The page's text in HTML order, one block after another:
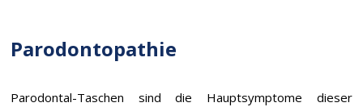
Parodontopathie
Parodontal-Taschen sind die Hauptsymptome dieser